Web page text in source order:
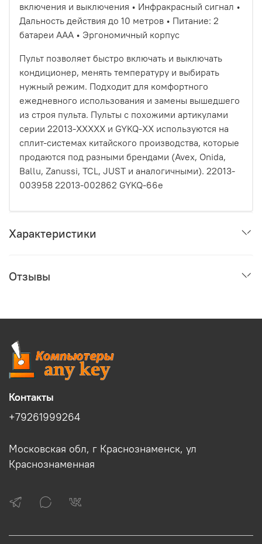
включения и выключения • Инфракрасный сигнал •
Дальность действия до 10 метров • Питание: 2
батареи AAA • Эргономичный корпус
Пульт позволяет быстро включать и выключать
кондиционер, менять температуру и выбирать
нужный режим. Подходит для комфортного
ежедневного использования и замены вышедшего
из строя пульта. Пульты с похожими артикулами
серии 22013-XXXXX и GYKQ-XX используются на
сплит-системах китайского производства, которые
продаются под разными брендами (Avex, Onida,
Ballu, Zanussi, TCL, JUST и аналогичными). 22013-
003958 22013-002862 GYKQ-66e
Характеристики
Отзывы
Контакты
+79261999264
Московская обл, г Краснознаменск, ул
Краснознаменная